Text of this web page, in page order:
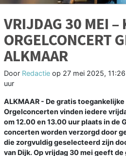
VRIJDAG 30 MEI –
ORGELCONCERT
ALKMAAR
Door Redactie op 27 mei 2025, 11:26
uur
ALKMAAR - De gratis toegankelijke
Orgelconcerten vinden iedere
om 12.00 en 13.00 uur plaats in de
concerten worden verzorgd door
die zorgvuldig geselecteerd zijn
van Dijk. Op vrijdag 30 mei geeft